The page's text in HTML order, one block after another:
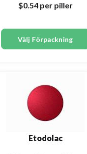
$0.54 per piller
Välj Förpackning
Etodolac